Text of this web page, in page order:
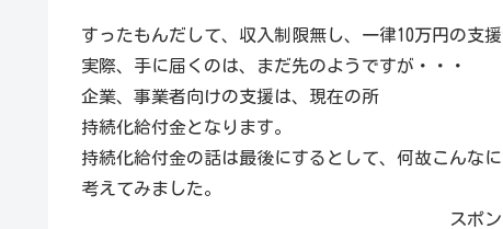
すったもんだして、収入制限無し、一律10万円の支援
実際、手に届くのは、まだ先のようですが・・・
企業、事業者向けの支援は、現在の所
持続化給付金となります。
持続化給付金の話は最後にするとして、何故こんな
考えてみました。
スポ